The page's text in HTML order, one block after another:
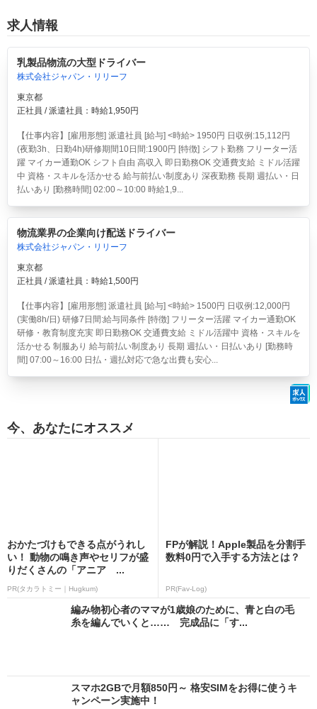
求人情報
乳製品物流の大型ドライバー
株式会社ジャパン・リリーフ
東京都
正社員 / 派遣社員：時給1,950円
【仕事内容】[雇用形態] 派遣社員 [給与] <時給> 1950円 日収例:15,112円
(夜勤3h、日勤4h)研修期間10日間:1900円 [特徴] シフト勤務 フリーター活
躍 マイカー通勤OK シフト自由 高収入 即日勤務OK 交通費支給 ミドル活躍
中 資格・スキルを活かせる 給与前払い制度あり 深夜勤務 長期 週払い・日
払いあり [勤務時間] 02:00～10:00 時給1,9...
物流業界の企業向け配送ドライバー
株式会社ジャパン・リリーフ
東京都
正社員 / 派遣社員：時給1,500円
【仕事内容】[雇用形態] 派遣社員 [給与] <時給> 1500円 日収例:12,000円
(実働8h/日) 研修7日間:給与同条件 [特徴] フリーター活躍 マイカー通勤OK
研修・教育制度充実 即日勤務OK 交通費支給 ミドル活躍中 資格・スキルを
活かせる 制服あり 給与前払い制度あり 長期 週払い・日払いあり [勤務時
間] 07:00～16:00 日払・週払対応で急な出費も安心...
今、あなたにオススメ
おかたづけもできる点がうれし
い！ 動物の鳴き声やセリフが盛
りだくさんの「アニア ...
PR(タカラトミー｜Hugkum)
FPが解説！Apple製品を分割手
数料0円で入手する方法とは？
PR(Fav-Log)
編み物初心者のママが1歳娘のために、青と白の毛
糸を編んでいくと…… 完成品に「す...
スマホ2GBで月額850円～ 格安SIMをお得に使うキ
ャンペーン実施中！